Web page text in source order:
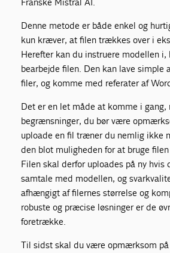
Franske Mistral AI.
Denne metode er både enkel og
kun kræver, at filen trækkes over i
Herefter kan du instruere modellen i,
bearbejde filen. Den kan lave simple
filer, og komme med referater af
Det er en let måde at komme i gang,
begrænsninger, du bør være
uploade en fil træner du nemlig ikke
den blot muligheden for at bruge
Filen skal derfor uploades på ny hvis
samtale med modellen, og
afhængigt af filernes størrelse og
robuste og præcise løsninger er de
foretrække.
Til sidst skal du være opmærksom